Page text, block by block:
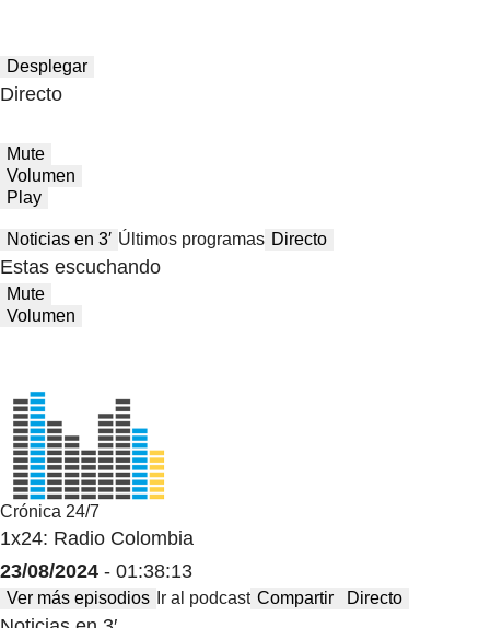
Desplegar
Directo
Mute
Volumen
Play
Noticias en 3′ Últimos programas Directo
Estas escuchando
Mute
Volumen
Crónica 24/7
1x24: Radio Colombia
23/08/2024 - 01:38:13
Ver más episodios Ir al podcast Compartir Directo